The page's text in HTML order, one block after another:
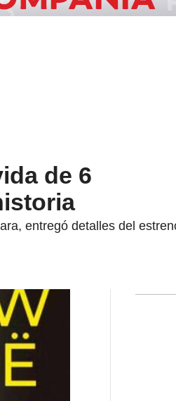
de 6
entregó detalles del